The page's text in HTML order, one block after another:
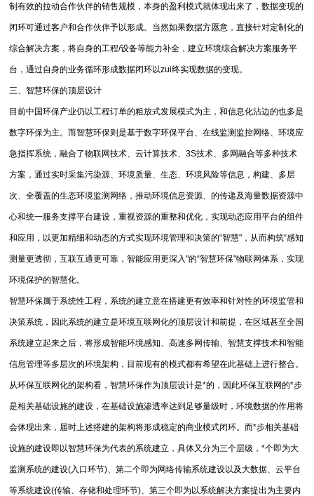
制有效的拉动合作伙伴的销售规模，本身的盈利模式就体现出来了，数据变现的
闭环可通过客户和合作伙伴予以形成。当然如果数据方愿意，直接针对定制化的
综合解决方案，将自身的工程/设备等能力补全，建立环境综合解决方案服务平
台，通过自身的业务循环形成数据闭环以zui终实现数据的变现。
三、智慧环保的顶层设计
目前中国环保产业仍以工程订单的粗放式发展模式为主，和信息化沾边的也多是
数字环保为主。而智慧环保则是基于数字环保平台、在线监测监控网络、环境应
急指挥系统，融合了物联网技术、云计算技术、3S技术、多网融合等多种技术
方案，通过实时采集污染源、环境质量、生态、环境风险等信息，构建、多层
次、全覆盖的生态环境监测网络，推动环境信息资源、的传递及海量数据资源中
心和统一服务支撑平台建设，重视资源的重整和优化，实现动态应用平台的组件
和应用，以更加精细和动态的方式实现环境管理和决策的“智慧"，从而构筑“感知
测量更透彻，互联互通更可靠，智能应用更深入"的“智慧环保"物联网体系，实现
环境保护的智慧化。
智慧环保属于系统性工程，系统的建立意在搭建更有效率和针对性的环境监管和
决策系统，因此系统的建立是环境互联网化的顶层设计和前提，在区域甚至全国
系统建立起来之后，将形成智能环境感知、高速多网传输、智慧支撑技术和智能
信息管理等多层次的环境架构，目前现有的模式都有希望在此基础上进行整合。
从环保互联网化的架构看，智慧环保作为顶层设计是*的，因此环保互联网的*步
是相关基础设施的建设，在基础设施渗透率达到足够量级时，环境数据的作用将
会体现出来，届时上述搭建的架构将形成稳定的商业模式闭环。而*步相关基础
设施的建设即以智慧环保为代表的系统建立，具体又分为三个层级，*个即为大
监测系统的建设(入口环节)、第二个即为网络传输系统建设以及大数据、云平台
等系统建设(传输、存储和处理环节)、第三个即为以系统解决方案提出为主要内